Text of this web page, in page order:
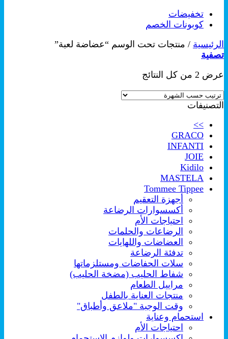
تخفيضات
كوبونات الخصم
الرئيسية / منتجات تحت الوسم “عضاضة لعبة”
تصفية
عرض ⁦2⁩ من كل النتائج
حسب
التصنيفات
>>
GRACO
INFANTI
JOIE
Kidilo
MASTELA
Tommee Tippee
أجهزة التعقيم
أكسسوارات الرضاعة
احتياجات الأم
الرضاعات والحلمات
العضاضات واللهايات
تدفئة الرضاعة
سلات الحفاضات ومستلزماتها
شفاط الحليب (مضخة الحليب)
مراييل الطعام
منتجات العناية بالطفل
وقت الوجبة "ملاعق وأطباق"
استحمام وعناية
احتياجات الأم